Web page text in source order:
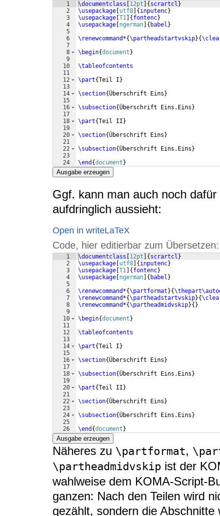
1
2
3
4
5
6
7
8
9
10
11
12
13
14
15
16
17
18
19
20
21
22
23
24
\documentclass 12pt { scrartcl }
\usepackage utf8 { inputenc}
\usepackage T1 { fontenc}
\usepackage ngerman { babel }
\renewcommand *{\partheadstartvskip}{
\begin{document }
\tableofcontents
\part{Teil I }
\section{Überschrift Eins }
\subsection{Überschrift Eins.Eins }
\part{Teil II }
\section{Überschrift Eins }
\subsection{Überschrift Eins.Eins }
\end {document }
Ausgabe erzeugen
Ggf. kann man auch noch
aufdringlich aussieht:
Open in writeLaTeX
Code, hier editierbar zum Übersetzen:
1
2
3
4
5
6
7
8
9
10
11
12
13
14
15
16
17
18
19
20
21
22
23
24
25
26
\documentclass 12pt { scrartcl }
\usepackage utf8 { inputenc}
\usepackage T1 { fontenc}
\usepackage ngerman { babel }
\renewcommand *{\partformat }{
\renewcommand *{\partheadstartvskip}{
\renewcommand *{\partheadmidvskip}{ }
\begin{document }
\tableofcontents
\part{Teil I }
\section{Überschrift Eins }
\subsection{Überschrift Eins.Eins }
\part{Teil II }
\section{Überschrift Eins }
\subsection{Überschrift Eins.Eins }
\end {document }
Ausgabe erzeugen
Näheres zu \partformat,
\partheadmidvskip ist der
wahlweise dem KOMA-Script-
ganzen: Nach den Teilen wird
gezählt, sondern die